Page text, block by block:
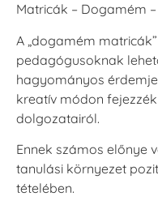
Matricák – Dogamém –
A „dogamém
pedagógusoknak
hagyományos
kreatív módon
dolgozatairól.
Ennek számos előnye
tanulási környezet
tételében.